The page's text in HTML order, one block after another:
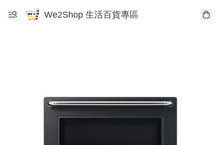
We2Shop 生活百貨專區